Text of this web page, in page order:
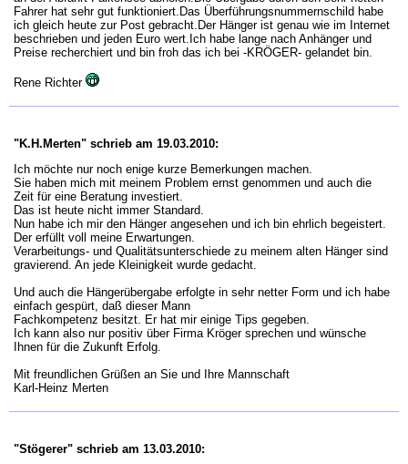
Fahrer hat sehr gut funktioniert.Das Überführungsnummernschild habe
ich gleich heute zur Post gebracht.Der Hänger ist genau wie im Internet
beschrieben und jeden Euro wert.Ich habe lange nach Anhänger und
Preise recherchiert und bin froh das ich bei -KRÖGER- gelandet bin.
Rene Richter
"K.H.Merten" schrieb am 19.03.2010:
Ich möchte nur noch enige kurze Bemerkungen machen.
Sie haben mich mit meinem Problem ernst genommen und auch die
Zeit für eine Beratung investiert.
Das ist heute nicht immer Standard.
Nun habe ich mir den Hänger angesehen und ich bin ehrlich begeistert.
Der erfüllt voll meine Erwartungen.
Verarbeitungs- und Qualitätsunterschiede zu meinem alten Hänger sind
gravierend. An jede Kleinigkeit wurde gedacht.
Und auch die Hängerübergabe erfolgte in sehr netter Form und ich habe
einfach gespürt, daß dieser Mann
Fachkompetenz besitzt. Er hat mir einige Tips gegeben.
Ich kann also nur positiv über Firma Kröger sprechen und wünsche
Ihnen für die Zukunft Erfolg.
Mit freundlichen Grüßen an Sie und Ihre Mannschaft
Karl-Heinz Merten
"Stögerer" schrieb am 13.03.2010: